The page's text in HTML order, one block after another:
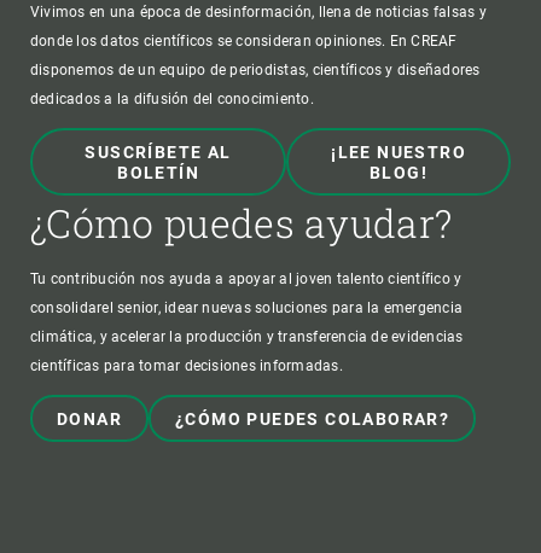
Vivimos en una época de desinformación, llena de noticias falsas y
donde los datos científicos se consideran opiniones. En CREAF
disponemos de un equipo de periodistas, científicos y diseñadores
dedicados a la difusión del conocimiento.
SUSCRÍBETE AL
BOLETÍN
¡LEE NUESTRO
BLOG!
¿Cómo puedes ayudar?
Tu contribución nos ayuda a apoyar al joven talento científico y
consolidarel senior, idear nuevas soluciones para la emergencia
climática, y acelerar la producción y transferencia de evidencias
científicas para tomar decisiones informadas.
DONAR ¿CÓMO PUEDES COLABORAR?